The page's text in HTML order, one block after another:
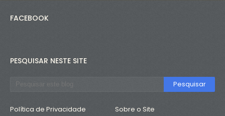
FACEBOOK
PESQUISAR NESTE SITE
Política de Privacidade Sobre o Site